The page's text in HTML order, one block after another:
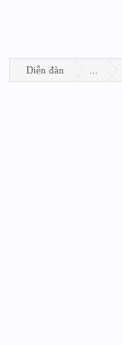
Diễn đàn